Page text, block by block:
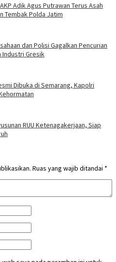
Adik Agus Putrawan Terus Asah
Tembak Polda Jatim
dan Polisi Gagalkan Pencurian
Industri Gresik
Dibuka di Semarang, Kapolri
RUU Ketenagakerjaan, Siap
Ruas yang wajib ditandai *